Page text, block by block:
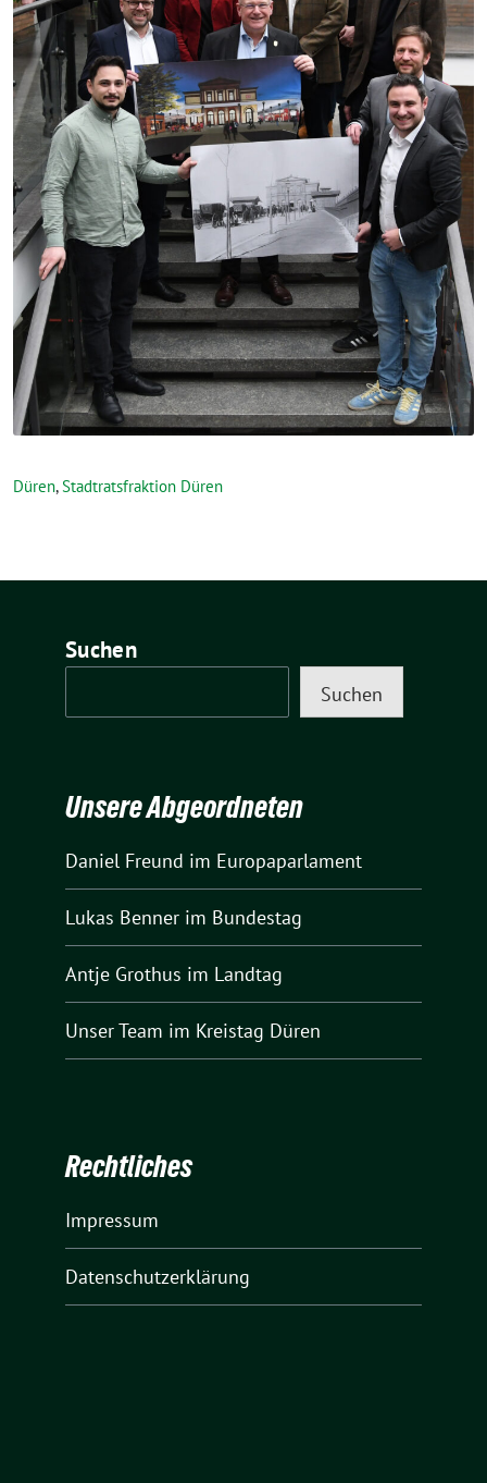
Düren,Stadtratsfraktion Düren
Suchen
Suchen
Unsere Abgeordneten
Daniel Freund im Europaparlament
Lukas Benner im Bundestag
Antje Grothus im Landtag
Unser Team im Kreistag Düren
Rechtliches
Impressum
Datenschutzerklärung